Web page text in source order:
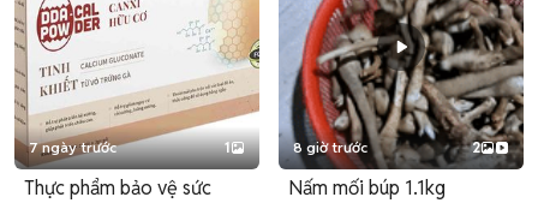
7 ngày trước 1
Thực phẩm bảo vệ sức
8 giờ trước 2
Nấm mối búp 1.1kg